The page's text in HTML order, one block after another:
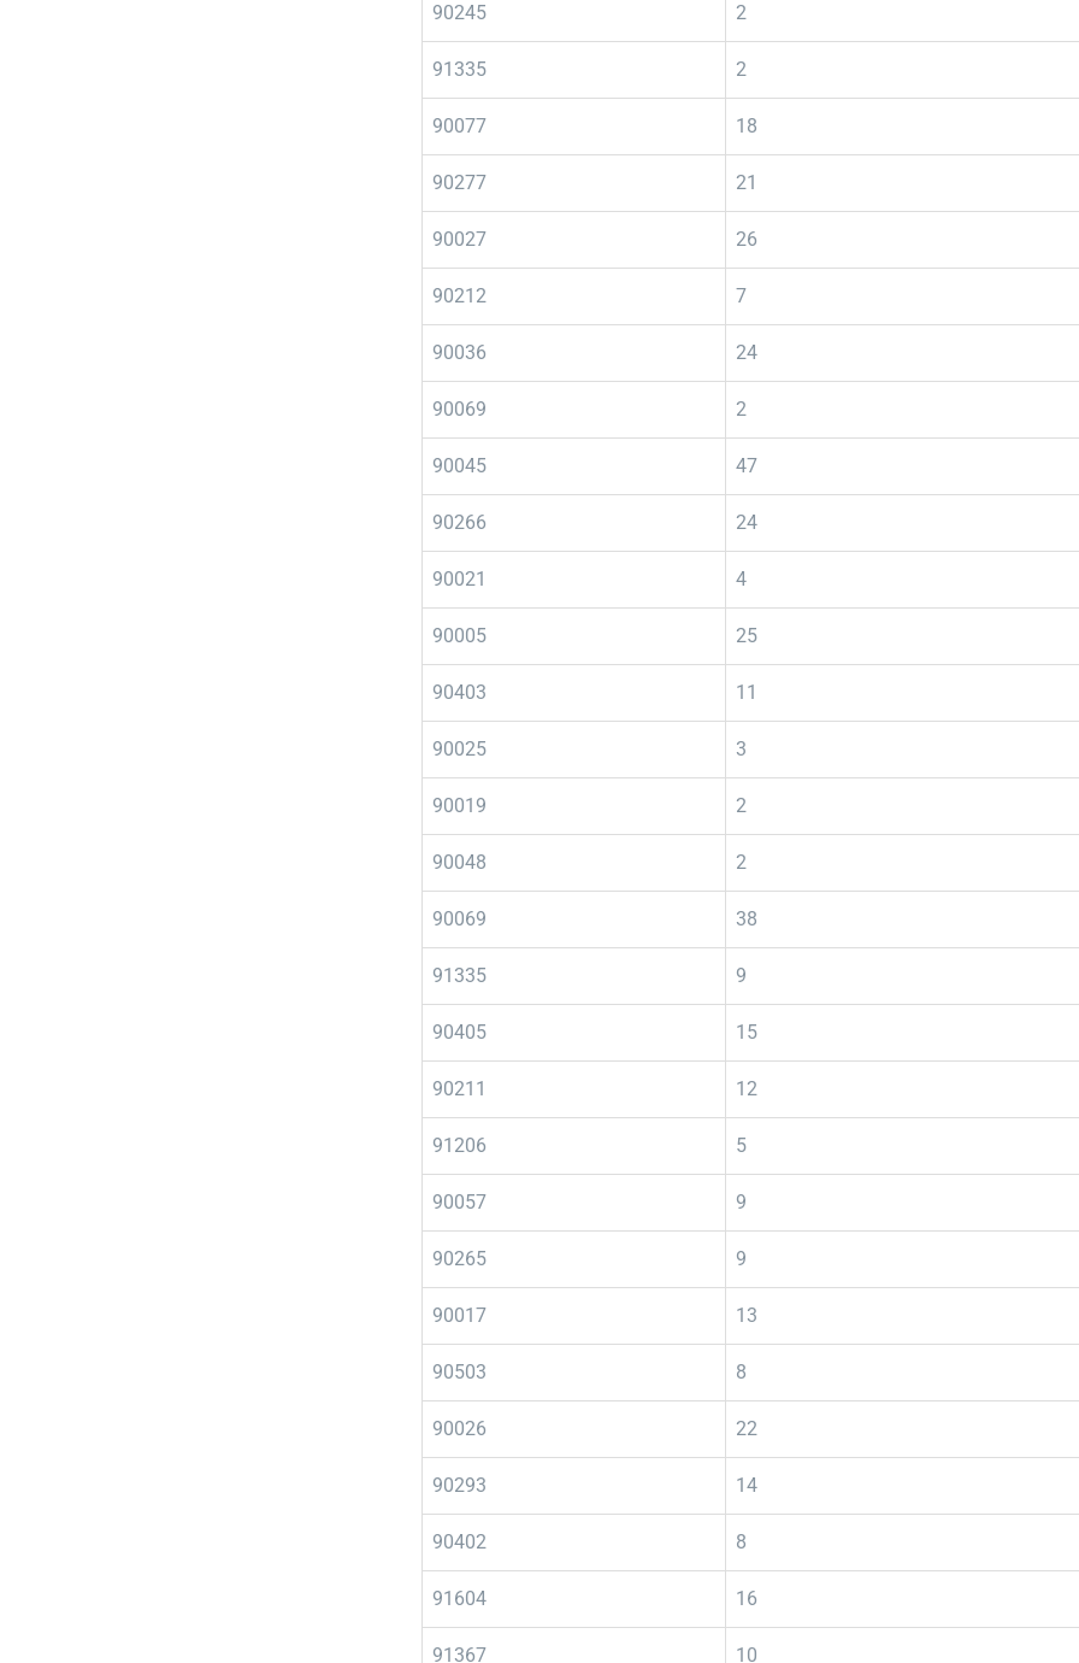
90245 2
91335 2
90077 18
90277 21
90027 26
90212 7
90036 24
90069 2
90045 47
90266 24
90021 4
90005 25
90403 11
90025 3
90019 2
90048 2
90069 38
91335 9
90405 15
90211 12
91206 5
90057 9
90265 9
90017 13
90503 8
90026 22
90293 14
90402 8
91604 16
91367 10